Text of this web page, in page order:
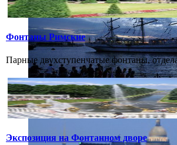
Фонтаны Римские
Парные двухступенчатые фонтаны,
Экспозиция на Фонтанном дворе